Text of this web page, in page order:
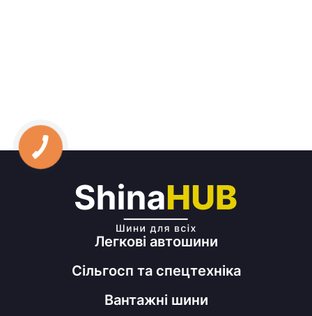
Легкові автошини
Сільгосп та спецтехніка
Вантажні шини